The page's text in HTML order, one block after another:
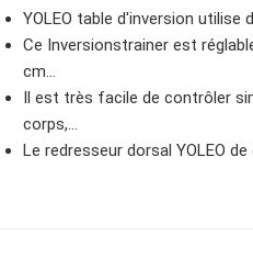
YOLEO table d'inversion utilise
Ce Inversionstrainer est
cm...
Il est très facile de contrôler
corps,...
Le redresseur dorsal YOLEO